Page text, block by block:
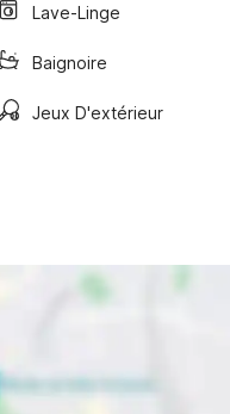
Lave-Linge
Baignoire
Jeux D'extérieur